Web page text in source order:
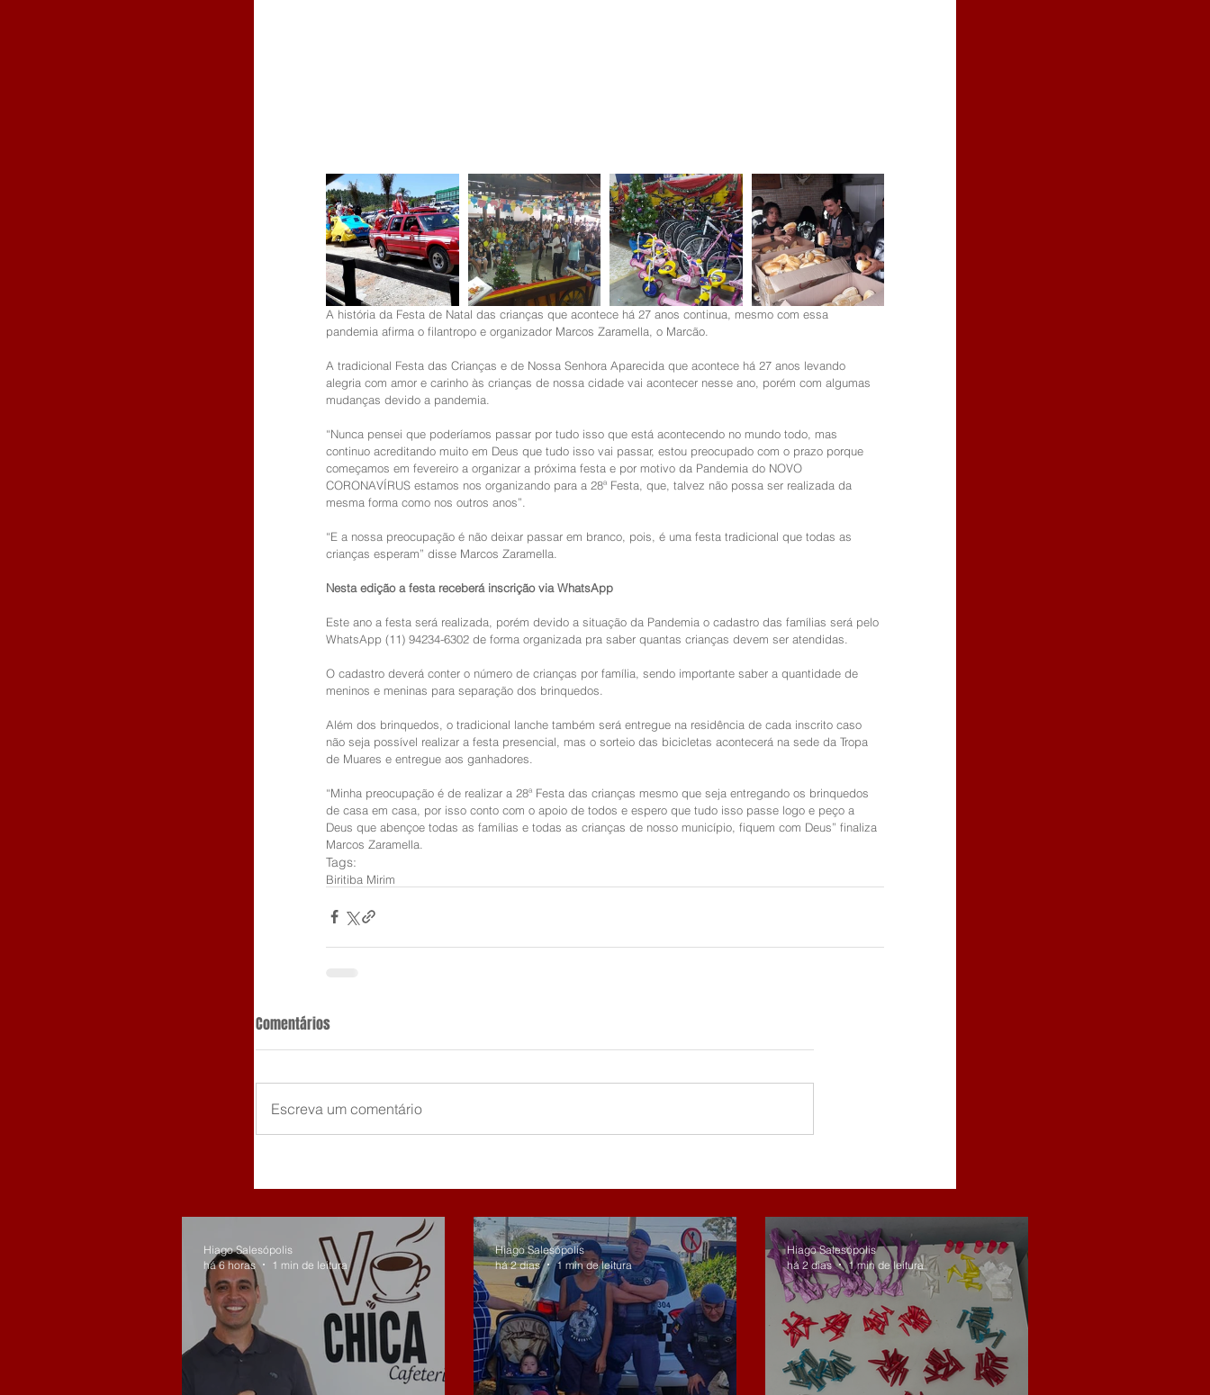
A história da Festa de Natal das crianças que acontece há 27 anos continua, mesmo com essa
pandemia afirma o filantropo e organizador Marcos Zaramella, o Marcão.
A tradicional Festa das Crianças e de Nossa Senhora Aparecida que acontece há 27 anos levando
alegria com amor e carinho às crianças de nossa cidade vai acontecer nesse ano, porém com algumas
mudanças devido a pandemia.
“Nunca pensei que poderíamos passar por tudo isso que está acontecendo no mundo todo, mas
continuo acreditando muito em Deus que tudo isso vai passar, estou preocupado com o prazo porque
começamos em fevereiro a organizar a próxima festa e por motivo da Pandemia do NOVO
CORONAVÍRUS estamos nos organizando para a 28ª Festa, que, talvez não possa ser realizada da
mesma forma como nos outros anos”.
“E a nossa preocupação é não deixar passar em branco, pois, é uma festa tradicional que todas as
crianças esperam” disse Marcos Zaramella.
Nesta edição a festa receberá inscrição via WhatsApp
Este ano a festa será realizada, porém devido a situação da Pandemia o cadastro das famílias será pelo
WhatsApp (11) 94234-6302 de forma organizada pra saber quantas crianças devem ser atendidas.
O cadastro deverá conter o número de crianças por família, sendo importante saber a quantidade de
meninos e meninas para separação dos brinquedos.
Além dos brinquedos, o tradicional lanche também será entregue na residência de cada inscrito caso
não seja possível realizar a festa presencial, mas o sorteio das bicicletas acontecerá na sede da Tropa
de Muares e entregue aos ganhadores.
“Minha preocupação é de realizar a 28ª Festa das crianças mesmo que seja entregando os brinquedos
de casa em casa, por isso conto com o apoio de todos e espero que tudo isso passe logo e peço a
Deus que abençoe todas as famílias e todas as crianças de nosso município, fiquem com Deus” finaliza
Marcos Zaramella.
Tags:
Biritiba Mirim
Comentários
Escreva um comentário
Hiago Salesópolis
há 6 horas
1 min de leitura
Hiago Salesópolis
há 2 dias
1 min de leitura
Hiago Salesópolis
há 2 dias
1 min de leitura